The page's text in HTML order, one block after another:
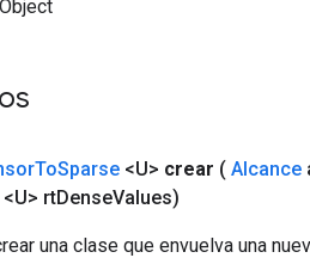
ToSparse <U> crear ( Alcance
<U> rtDenseValues)
una clase que envuelva una